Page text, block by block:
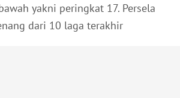
yakni peringkat 17. Persela
dari 10 laga terakhir